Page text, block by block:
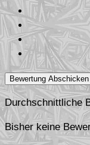
Bewertung Abschicken
Durchschnittliche
Bisher keine